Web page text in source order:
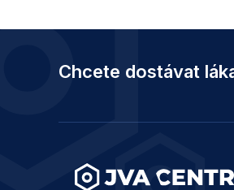
Chcete dostávat